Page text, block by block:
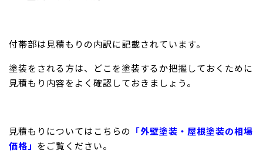
付帯部は見積もりの内訳に記載されています。
塗装をされる方は、どこを塗装するか把握しておくために
見積もり内容をよく確認しておきましょう。
見積もりについてはこちらの 「外壁塗装・屋根塗装の相場
価格」 をご覧ください。